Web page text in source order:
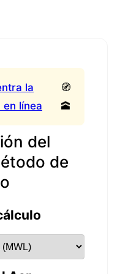
la
línea
🧭
🕋
del
de